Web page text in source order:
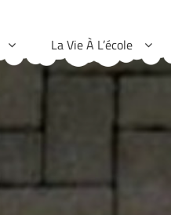
La Vie À L’école